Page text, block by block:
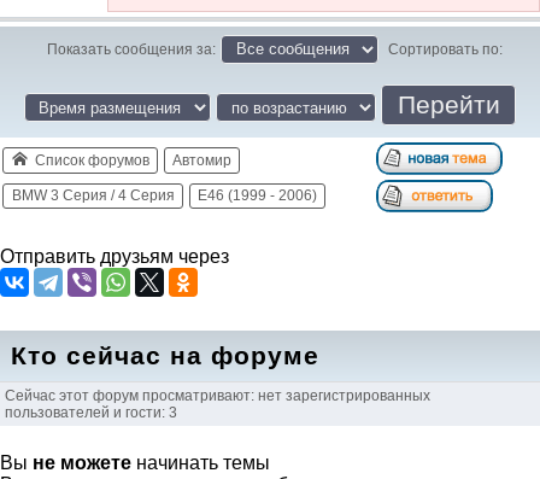
Показать сообщения за: Сортировать по:
Список форумов Автомир
BMW 3 Серия / 4 Серия E46 (1999 - 2006)
Отправить друзьям через
Кто сейчас на форуме
Сейчас этот форум просматривают: нет зарегистрированных
пользователей и гости: 3
Вы не можете начинать темы